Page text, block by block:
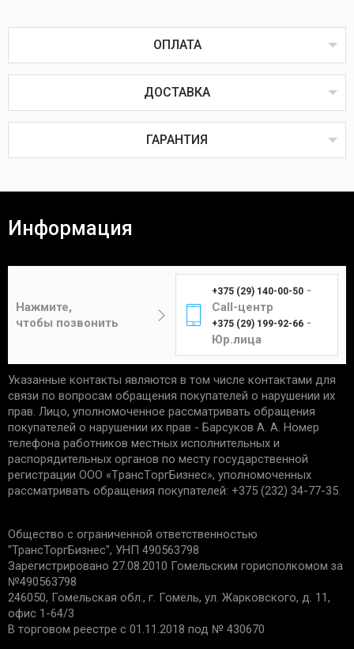
ОПЛАТА
онлайн или через терминал в пунктах выдачи,
наличным или безналичным расчётом, через
ДОСТАВКА
среднем занимает 3-7 дней.
Цена составит от 4 до 12 рублей в
зависимости от габаритов и веса изделия.
Курьер
Доставка товаров курьером
осуществляется по будням с 10:00 до 22:00.
Гомель - 6 рублей
Могилев - 6 рублей
Светлогорск - 6 рублей
Речица - 6 рублей
ГАРАНТИЯ
Покупатель вправе вернуть товар в течение 14
необходимы:
отсутствие следов установки;
чек, подтверждающий приобретение;
Единственным подтверждением установки товара
является акт выполненных работ с названием
услуги и устанавливаемой детали. Гарантийные
обязательства не распространяются:
на запчасти со следами механических
повреждений.
воздействий, нарушения правил установки/
хранения;
на дефекты из-за износа деталей, в срок
установленный производителем;
если причиной поломки стала
Информация
Нажмите,
чтобы позвонить
+375 (29) 140-00-50 -
Call-центр
+375 (29) 199-92-66 -
Юр.лица
Указанные контакты являются в том числе контактами для
связи по вопросам обращения покупателей о нарушении их
прав. Лицо, уполномоченное рассматривать обращения
покупателей о нарушении их прав - Барсуков А. А. Номер
телефона работников местных исполнительных и
распорядительных органов по месту государственной
регистрации ООО «TрaнcТopгБизнec», уполномоченных
рассматривать обращения покупателей: +375 (232) 34-77-35.
Общество с ограниченной ответственностью
"ТрансТоргБизнес", УНП 490563798
Зарегистрировано 27.08.2010 Гомельским горисполкомом за
№490563798
246050, Гомельская обл., г. Гомель, ул. Жарковского, д. 11,
офис 1-64/3
В торговом реестре с 01.11.2018 под № 430670